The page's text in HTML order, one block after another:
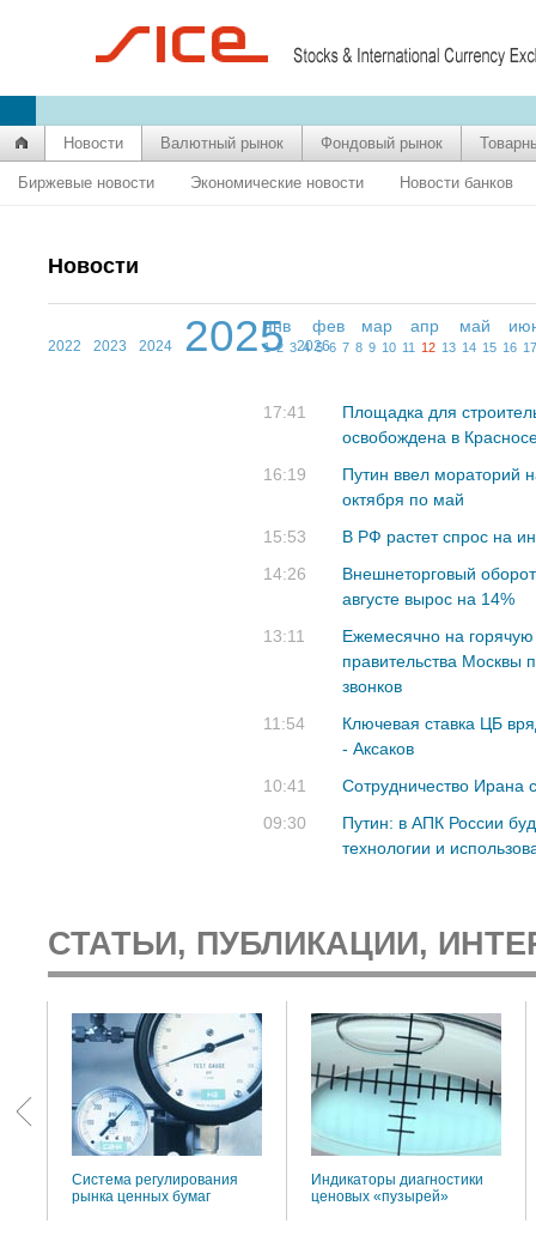
Новости Валютный рынок Фондовый рынок
Биржевые новости Экономические новости Новости банков
Новости
2022 2023 2024 2025 2026
янв фев мар апр май
1 2 3 4 5 6 7 8 9 10 11 12 13 14 15 16 17
17:41
Площадка для
освобождена в
16:19
Путин ввел мораторий
октября по май
15:53
В РФ растет спрос на
14:26
Внешнеторговый
августе вырос на 14%
13:11
Ежемесячно на
правительства Москвы
звонков
11:54
Ключевая ставка ЦБ
- Аксаков
10:41
Сотрудничество
09:30
Путин: в АПК России
технологии и
СТАТЬИ, ПУБЛИКАЦИИ,
Система регулирования
рынка ценных бумаг
Индикаторы диагностики
ценовых «пузырей»